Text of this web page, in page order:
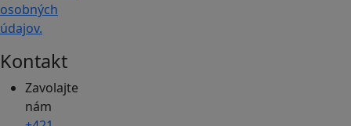
osobných
údajov.
Kontakt
Zavolajte
nám